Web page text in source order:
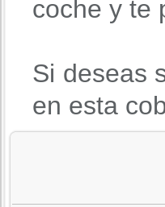
coche y te
Si deseas
en esta